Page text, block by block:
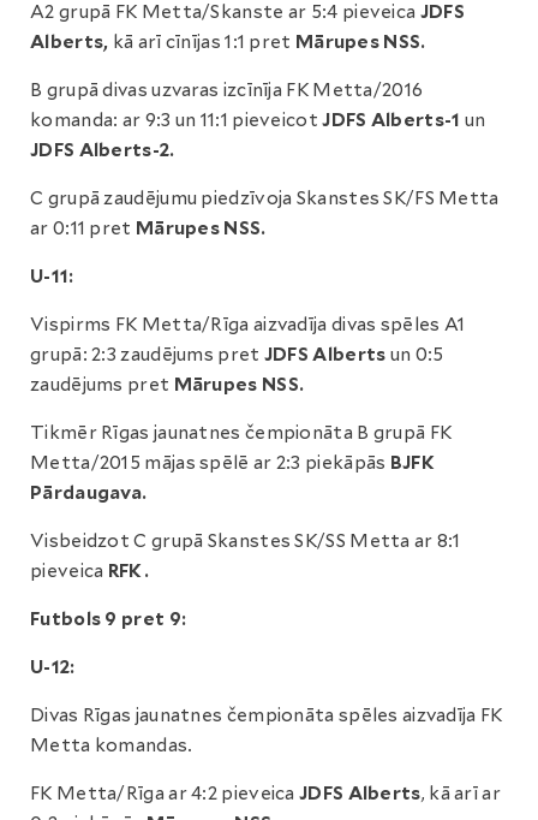
A2 grupā FK Metta/Skanste ar 5:4 pieveica JDFS
Alberts, kā arī cīnījas 1:1 pret Mārupes NSS.
B grupā divas uzvaras izcīnīja FK Metta/2016
komanda: ar 9:3 un 11:1 pieveicotJDFS Alberts-1 un
JDFS Alberts-2.
C grupā zaudējumu piedzīvoja Skanstes SK/FS Metta
ar 0:11 pret Mārupes NSS.
U-11:
Vispirms FK Metta/Rīga aizvadīja divas spēles A1
grupā: 2:3 zaudējums pret JDFS Alberts un 0:5
zaudējums pret Mārupes NSS.
Tikmēr Rīgas jaunatnes čempionāta B grupā FK
Metta/2015 mājas spēlē ar 2:3 piekāpās BJFK
Pārdaugava.
Visbeidzot C grupā Skanstes SK/SS Metta ar 8:1
pieveica RFK.
Futbols 9 pret 9:
U-12:
Divas Rīgas jaunatnes čempionāta spēles aizvadīja FK
Metta komandas.
FK Metta/Rīga ar 4:2 pieveica JDFS Alberts, kā arī ar